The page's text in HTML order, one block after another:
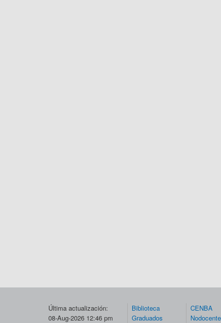
Última actualización:
08-Aug-2026 12:46 pm
Biblioteca
Graduados
CENBA